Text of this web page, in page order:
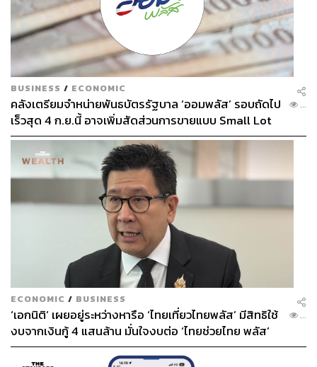
BUSINESS / ECONOMIC
คลังเตรียมจำหน่ายพันธบัตรรัฐบาล ‘ออมพลัส’ รอบถัดไป
เร็วสุด 4 ก.ย.นี้ อาจเพิ่มสัดส่วนการขายแบบ Small Lot
First มากขึ้น
...
ECONOMIC / BUSINESS
‘เอกนิติ’ เผยอยู่ระหว่างหารือ ‘ไทยเที่ยวไทยพลัส’ มีสิทธิใช้
งบจากเงินกู้ 4 แสนล้าน มั่นใจงบต่อ ‘ไทยช่วยไทย พลัส’
เฟส 2 มีเพียงพอ
...